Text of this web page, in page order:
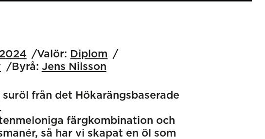
2024 Valör: Diplom
Byrå: Jens Nilsson
från det Hökarängsbaserade
färgkombination och
så har vi skapat en öl som